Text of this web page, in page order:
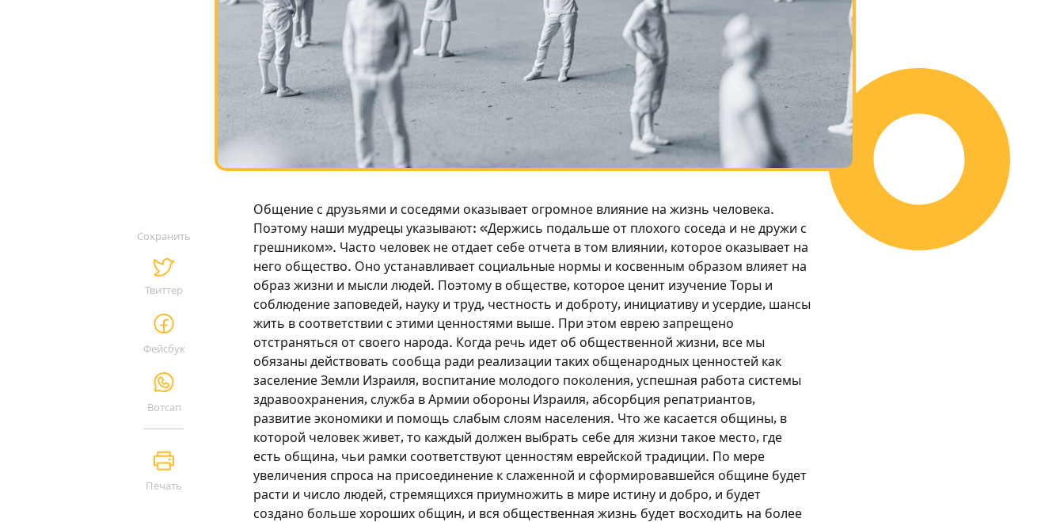
Сохранить
Твиттер
Фейсбук
Вотсап
Печать
Общение с друзьями и соседями оказывает огромное влияние на жизнь человека.
Поэтому наши мудрецы указывают: «Держись подальше от плохого соседа и не дружи с
грешником». Часто человек не отдает себе отчета в том влиянии, которое оказывает на
него общество. Оно устанавливает социальные нормы и косвенным образом влияет на
образ жизни и мысли людей. Поэтому в обществе, которое ценит изучение Торы и
соблюдение заповедей, науку и труд, честность и доброту, инициативу и усердие, шансы
жить в соответствии с этими ценностями выше. При этом еврею запрещено
отстраняться от своего народа. Когда речь идет об общественной жизни, все мы
обязаны действовать сообща ради реализации таких общенародных ценностей как
заселение Земли Израиля, воспитание молодого поколения, успешная работа системы
здравоохранения, служба в Армии обороны Израиля, абсорбция репатриантов,
развитие экономики и помощь слабым слоям населения. Что же касается общины, в
которой человек живет, то каждый должен выбрать себе для жизни такое место, где
есть община, чьи рамки соответствуют ценностям еврейской традиции. По мере
увеличения спроса на присоединение к слаженной и сформировавшейся общине будет
расти и число людей, стремящихся приумножить в мире истину и добро, и будет
создано больше хороших общин, и вся общественная жизнь будет восходить на более
Зарегистрироваться на